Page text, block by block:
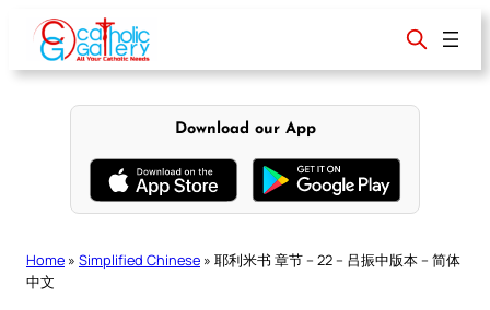
content
Download our App
Home » Simplified Chinese » 耶利米书 章节 – 22 – 吕振中版本 – 简体
中文